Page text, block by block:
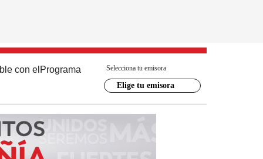
con el Programa Selecciona tu emisora
Elige tu emisora